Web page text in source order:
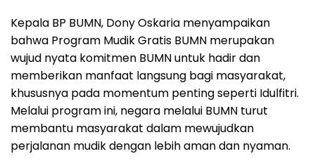
Kepala BP BUMN, Dony Oskaria menyampaikan
bahwa Program Mudik Gratis BUMN merupakan
wujud nyata komitmen BUMN untuk hadir dan
memberikan manfaat langsung bagi masyarakat,
khususnya pada momentum penting seperti Idulfitri.
Melalui program ini, negara melalui BUMN turut
membantu masyarakat dalam mewujudkan
perjalanan mudik dengan lebih aman dan nyaman.